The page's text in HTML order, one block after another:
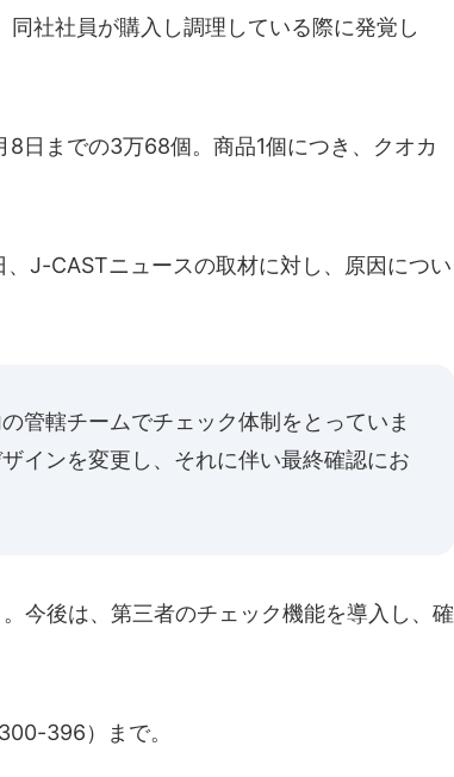
社社員が購入し調理している際に発覚し
日までの3万68個。商品1個につき、クオカ
J-CASTニュースの取材に対し、原因につい
管轄チームでチェック体制をとっていま
インを変更し、それに伴い最終確認にお
今後は、第三者のチェック機能を導入し、確
396）まで。